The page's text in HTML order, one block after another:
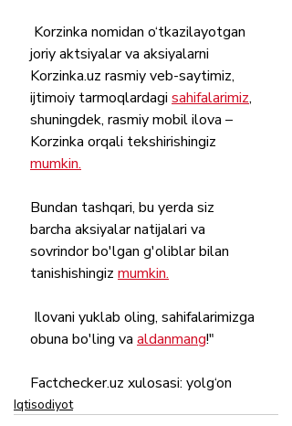
joriy aktsiyalar va aksiyalarni
Korzinka.uz rasmiy veb-saytimiz,
ijtimoiy tarmoqlardagi sahifalarimiz,
shuningdek, rasmiy mobil ilova –
Korzinka orqali tekshirishingiz
mumkin.
Bundan tashqari, bu yerda siz
barcha aksiyalar natijalari va
sovrindor bo'lgan g'oliblar bilan
tanishishingiz mumkin.
obuna bo'ling va aldanmang!"
Factсheсker.uz xulosasi: yolg‘on
Iqtisodiyot